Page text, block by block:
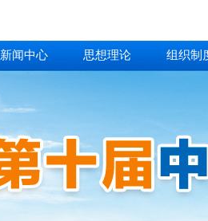
新闻中心 思想理论 组织制